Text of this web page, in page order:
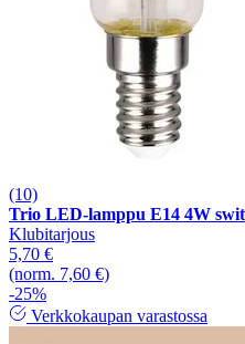
(10)
Trio LED-lamppu E14 4W
Klubitarjous
5,70 €
(norm. 7,60 €)
-25%
Verkkokaupan varastossa